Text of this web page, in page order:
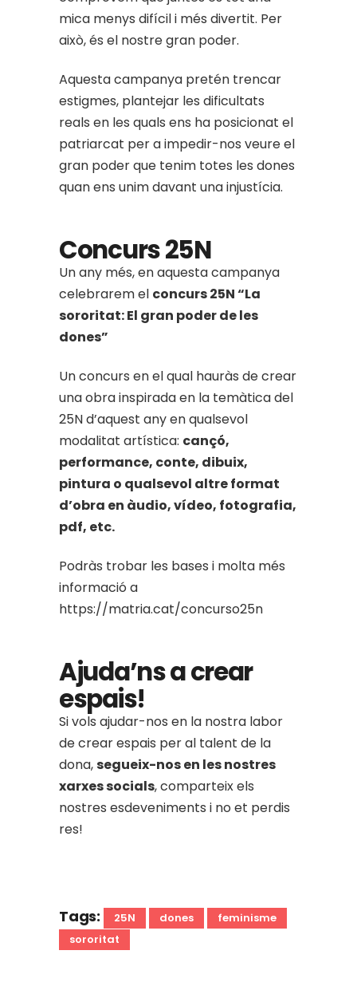
mica menys difícil i més divertit. Per
això, és el nostre gran poder.
Aquesta campanya pretén trencar
estigmes, plantejar les dificultats
reals en les quals ens ha posicionat el
patriarcat per a impedir-nos veure el
gran poder que tenim totes les dones
quan ens unim davant una injustícia.
Concurs 25N
Un any més, en aquesta campanya
celebrarem el concurs 25N “La
sororitat: El gran poder de les
dones”
Un concurs en el qual hauràs de crear
una obra inspirada en la temàtica del
25N d’aquest any en qualsevol
modalitat artística: cançó,
performance, conte, dibuix,
pintura o qualsevol altre format
d’obra en àudio, vídeo, fotografia,
pdf, etc.
Podràs trobar les bases i molta més
informació a
https://matria.cat/concurso25n
Ajuda’ns a crear
espais!
Si vols ajudar-nos en la nostra labor
de crear espais per al talent de la
dona,segueix-nos en les nostres
xarxes socials, comparteix els
nostres esdeveniments i no et perdis
res!
Tags: 25N dones
feminisme
sororitat